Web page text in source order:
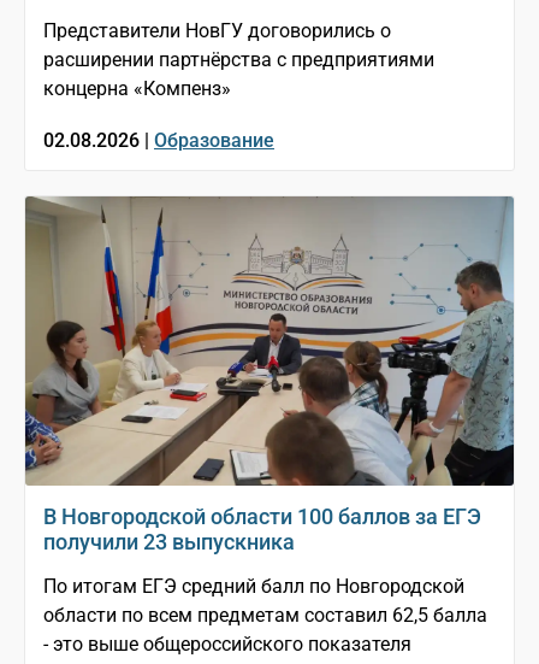
Представители НовГУ договорились о
расширении партнёрства с предприятиями
концерна «Компенз»
02.08.2026 | Образование
В Новгородской области 100 баллов за ЕГЭ
получили 23 выпускника
По итогам ЕГЭ средний балл по Новгородской
области по всем предметам составил 62,5 балла
- это выше общероссийского показателя